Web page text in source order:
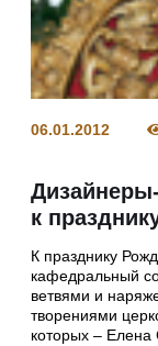
06.01.2012
к
К празднику
кафедральный
ветвями и
творениями
которых – Елена